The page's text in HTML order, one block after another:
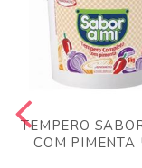
TEMPERO
COM PIMENTA